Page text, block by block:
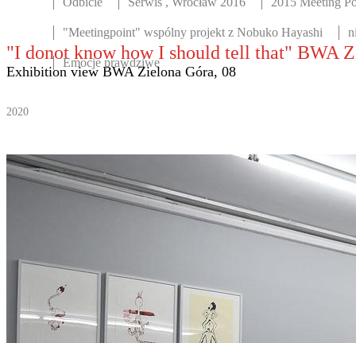
"Meetingpoint" wspólny projekt z Nobuko Hayashi
Emocje prawdziwe
"I donot know how I should tell that" BWA
Exhibition view BWA Zielona Góra, 08
2020